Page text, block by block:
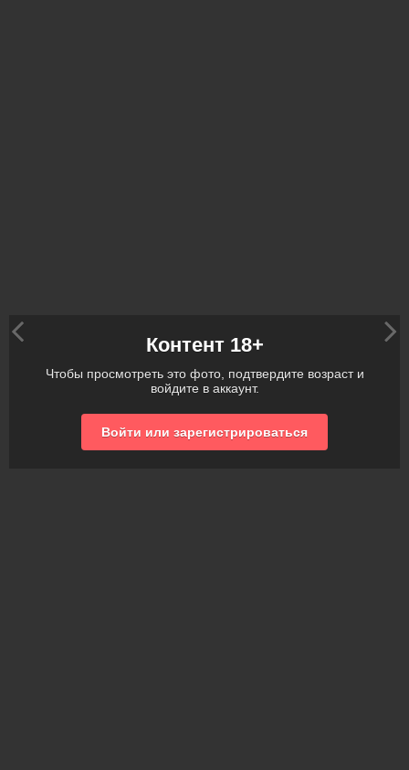
Контент 18+
Чтобы просмотреть это фото, подтвердите возраст и
войдите в аккаунт.
Войти или зарегистрироваться